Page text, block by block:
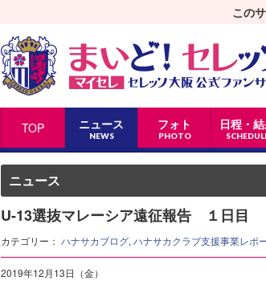
TOP ニュース
NEWS
フォト
PHOTO
日程・
この
ニュース
U-13選抜マレーシア遠征報告 １日目
カテゴリー： ハナサカブログ, ハナサカクラブ支援事業レポ
2019年12月13日（金）